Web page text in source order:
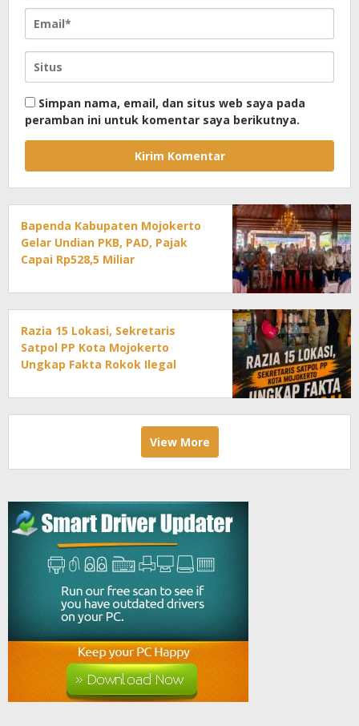
Simpan nama, email, dan situs web saya pada
peramban ini untuk komentar saya berikutnya.
Bapenda Kabupaten Mojokerto
Gelar Undian PKB, PAD, Pajak
Capai Rp528,5 Miliar
Razia 15 Lokasi, Sekretaris
Satpol PP Kota Mojokerto
Ungkap Fakta Rokok Ilegal
View More